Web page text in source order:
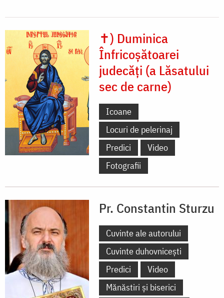
✝) Duminica
Înfricoșătoarei
judecăți (a Lăsatului
sec de carne)
Icoane
Locuri de pelerinaj
Predici
Video
Fotografii
Pr. Constantin Sturzu
Cuvinte ale autorului
Cuvinte duhovnicești
Predici
Video
Mănăstiri și biserici